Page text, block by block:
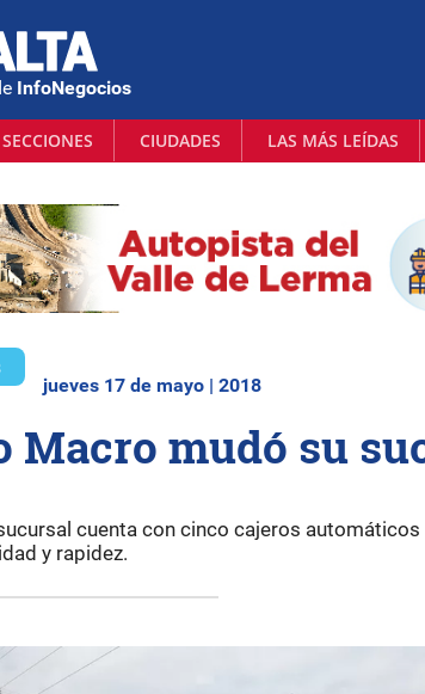
InfoNegocios
SECCIONES CIUDADES LAS MÁS LEÍDAS
jueves 17 de mayo | 2018
Macro mudó su
cuenta con cinco cajeros
y rapidez.